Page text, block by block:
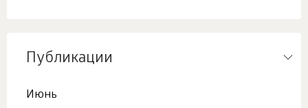
Публикации
Июнь